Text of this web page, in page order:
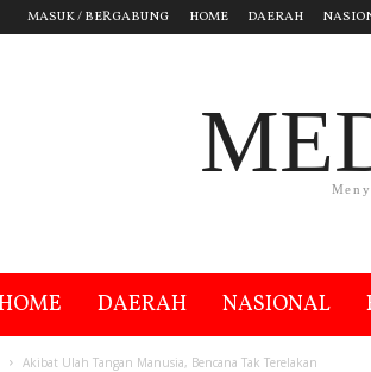
MASUK / BERGABUNG HOME DAERAH
DAERAH NASIONAL
Akibat Ulah Tangan Manusia, Bencana Tak Terelakan